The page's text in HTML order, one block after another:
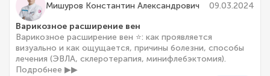
Мишуров Константин Александрович
09.03.2024
Варикозное расширение вен
Варикозное расширение вен ⭐: как проявляется
визуально и как ощущается, причины болезни, способы
лечения (ЭВЛА, склеротерапия, минифлебэктомия).
Подробнее ▶▶